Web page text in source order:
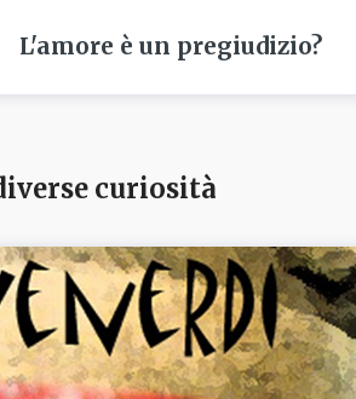
L'amore è un pregiudizio?
curiosità